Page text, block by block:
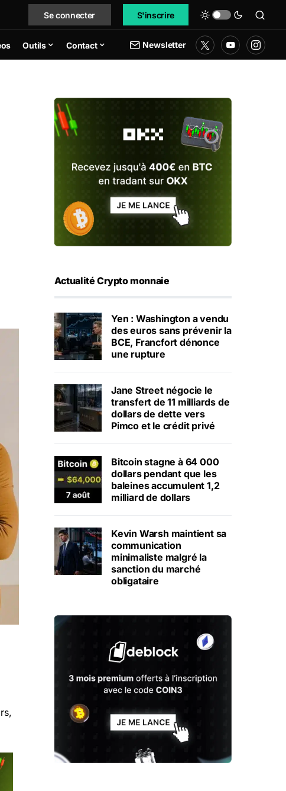
Se connecter S'inscrire
Outils Contact Newsletter
Actualité Crypto monnaie
Yen : Washington a vendu
des euros sans prévenir la
BCE, Francfort dénonce
une rupture
Jane Street négocie le
transfert de 11 milliards de
dollars de dette vers
Pimco et le crédit privé
Bitcoin stagne à 64 000
dollars pendant que les
baleines accumulent 1,2
milliard de dollars
Kevin Warsh maintient sa
communication
minimaliste malgré la
sanction du marché
obligataire